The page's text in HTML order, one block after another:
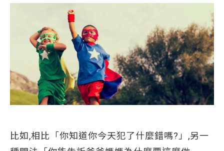
比如,相比「你知道你今天犯了什麼錯嗎?」,另一